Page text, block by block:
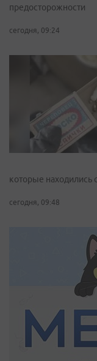
предосторожности
сегодня, 09:24
которые находились
сегодня, 09:48